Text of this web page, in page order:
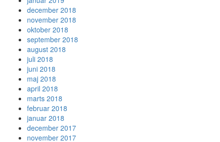
december 2018
november 2018
oktober 2018
september 2018
august 2018
juli 2018
juni 2018
maj 2018
april 2018
marts 2018
februar 2018
januar 2018
december 2017
november 2017